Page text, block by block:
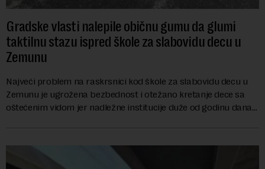
Gradske vlasti nalepile običnu gumu da glumi
taktilnu stazu ispred škole za slabovidu decu u
Zemunu
Najveći problem na raskrsnici kod škole za slabovidu decu u
Zemunu je ugrožena bezbednost i otežano kretanje dece sa
oštećenim vidom jer nadležne institucije duže od godinu dana